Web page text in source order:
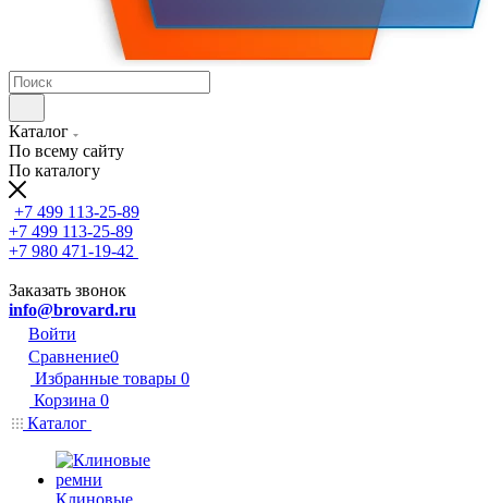
Каталог
По всему сайту
По каталогу
+7 499 113-25-89
+7 499 113-25-89
+7 980 471-19-42
Заказать звонок
info@brovard.ru
Войти
Сравнение0
Избранные товары 0
Корзина 0
Каталог
Клиновые